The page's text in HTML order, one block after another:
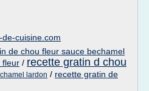
cuisine.com
de chou fleur sauce bechamel
fleur / recette gratin d chou
lardon / recette gratin de